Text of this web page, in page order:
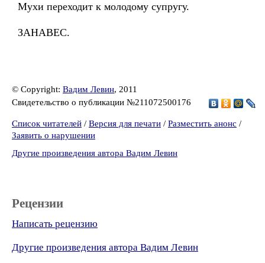
Мухи переходит к молодому супругу.
ЗАНАВЕС.
© Copyright: Вадим Левин, 2011
Свидетельство о публикации №211072500176
Список читателей / Версия для печати / Разместить анонс /
Заявить о нарушении
Другие произведения автора Вадим Левин
Рецензии
Написать рецензию
Другие произведения автора Вадим Левин